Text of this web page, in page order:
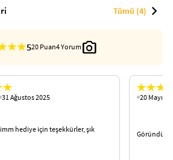
Tümü (4) chevron_right
520 Puan4 Yorum photo_camera
31 Ağustos 2025
hediye için teşekkürler, şık
20 Mayıs